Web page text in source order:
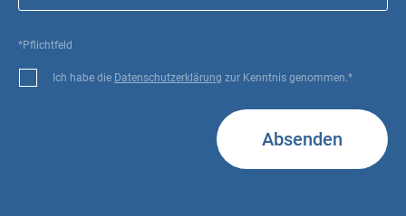
*Pflichtfeld
Ich habe die Datenschutzerklärung zur Kenntnis genommen.*
Absenden